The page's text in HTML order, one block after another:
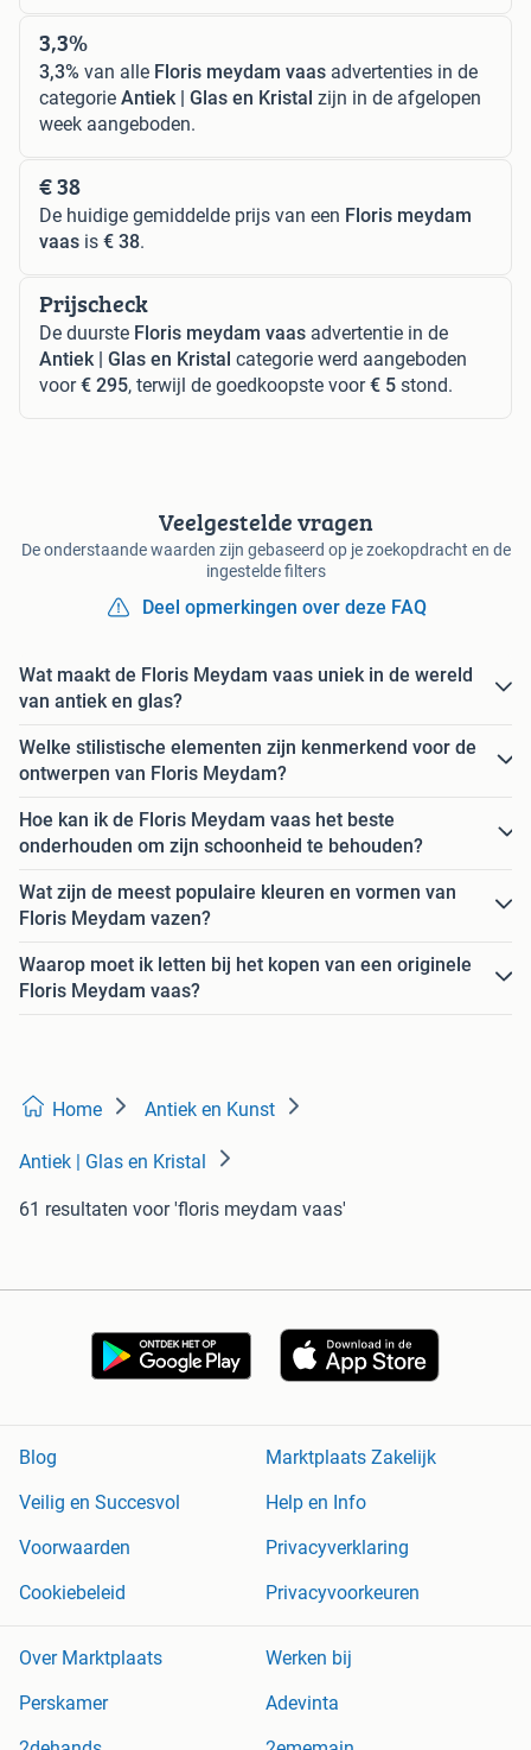
3,3%
3,3% van alle Floris meydam vaas advertenties in de
categorie Antiek | Glas en Kristal zijn in de afgelopen
week aangeboden.
€ 38
De huidige gemiddelde prijs van een Floris meydam
vaas is € 38.
Prijscheck
De duurste Floris meydam vaas advertentie in de
Antiek | Glas en Kristal categorie werd aangeboden
voor€ 295, terwijl de goedkoopste voor€ 5 stond.
Veelgestelde vragen
De onderstaande waarden zijn gebaseerd op je zoekopdracht en de
ingestelde filters
Deel opmerkingen over deze FAQ
Wat maakt de Floris Meydam vaas uniek in de wereld
van antiek en glas?
Welke stilistische elementen zijn kenmerkend voor de
ontwerpen van Floris Meydam?
Hoe kan ik de Floris Meydam vaas het beste
onderhouden om zijn schoonheid te behouden?
Wat zijn de meest populaire kleuren en vormen van
Floris Meydam vazen?
Waarop moet ik letten bij het kopen van een originele
Floris Meydam vaas?
Home Antiek en Kunst
Antiek | Glas en Kristal
61 resultaten voor 'floris meydam vaas'
Blog
Marktplaats Zakelijk
Veilig en Succesvol
Help en Info
Voorwaarden
Privacyverklaring
Cookiebeleid
Privacyvoorkeuren
Over Marktplaats
Werken bij
Perskamer
Adevinta